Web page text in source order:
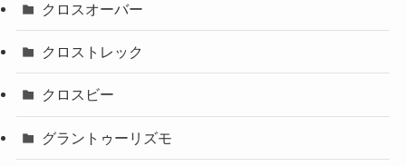
クロスオーバー
クロストレック
クロスビー
グラントゥーリズモ